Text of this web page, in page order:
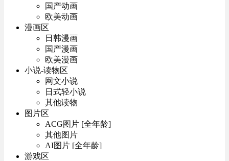
国产动画
欧美动画
漫画区
日韩漫画
国产漫画
欧美漫画
小说-读物区
网文小说
日式轻小说
其他读物
图片区
ACG图片 [全年龄]
其他图片
AI图片 [全年龄]
游戏区